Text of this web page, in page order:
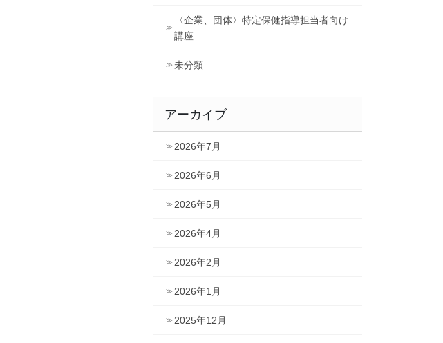
〈企業、団体〉特定保健指導担当者向け
講座
未分類
アーカイブ
2026年7月
2026年6月
2026年5月
2026年4月
2026年2月
2026年1月
2025年12月